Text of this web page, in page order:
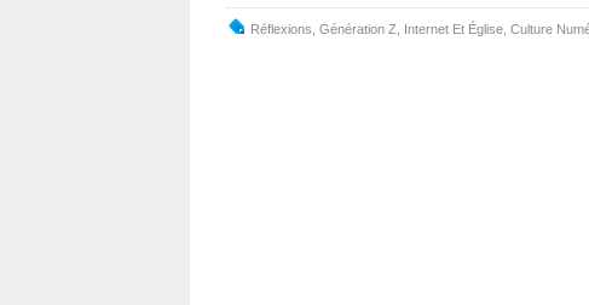
Réflexions Génération Z Internet Et Église Culture